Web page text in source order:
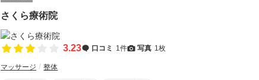
さくら療術院
3.23 口コミ 1件 写真 1枚
マッサージ 整体